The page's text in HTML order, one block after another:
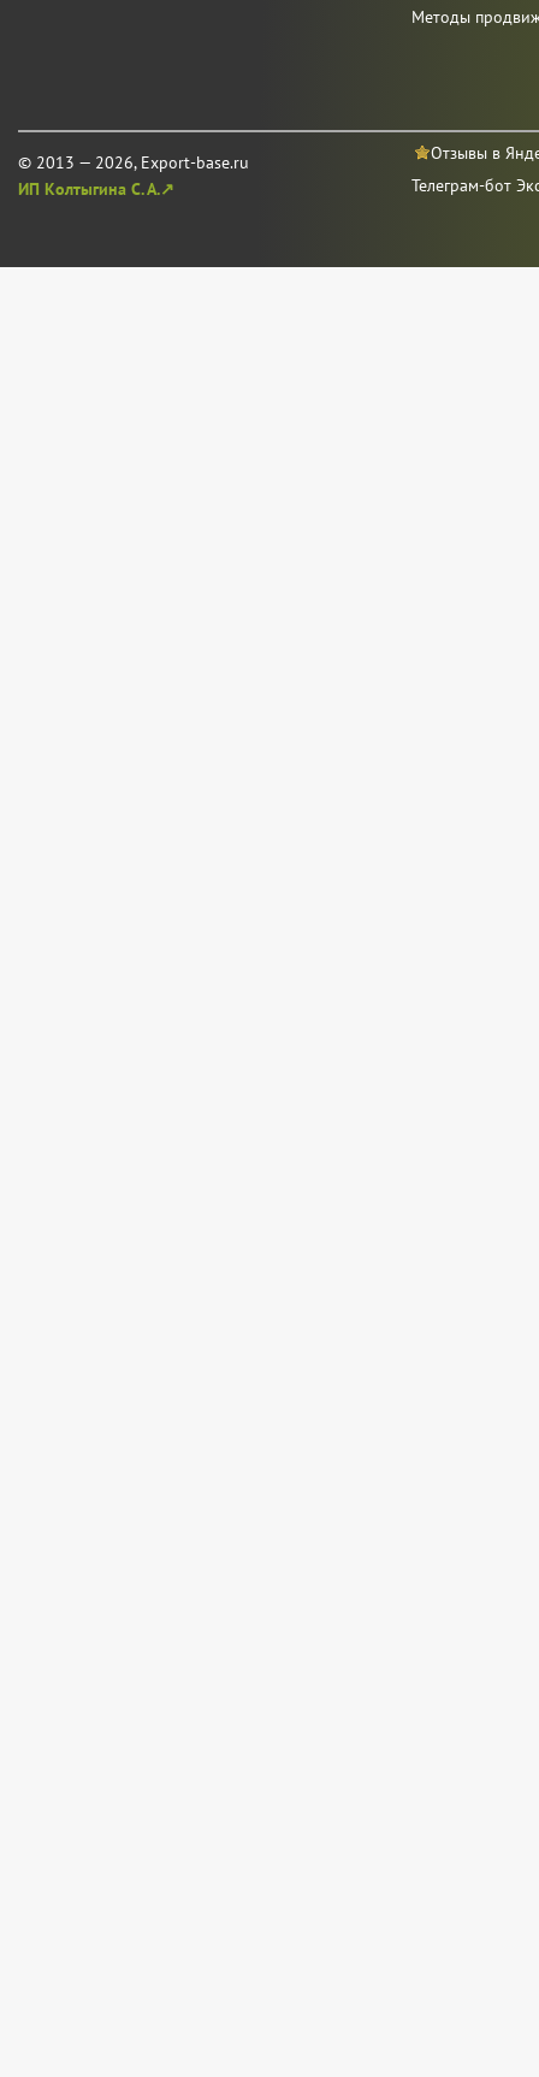
© 2013 — 2026, Export-base.ru
ИП Колтыгина С. А.↗
Методы
Отзывы в
Телеграм-бот